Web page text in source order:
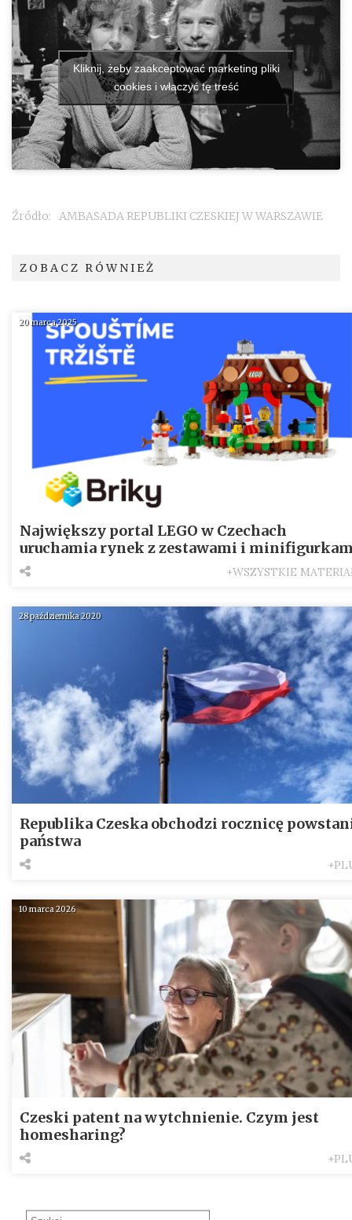
Kliknij, żeby zaakceptować marketing pliki
cookies i włączyć tę treść
Źródło: AMBASADA REPUBLIKI CZESKIEJ W WARSZAWIE
ZOBACZ RÓWNIEŻ
20 marca 2025
Największy portal LEGO w Czechach
uruchamia rynek z zestawami i
+WSZYSTKIE
28 października 2020
Republika Czeska obchodzi rocznicę
państwa
10 marca 2026
Czeski patent na wytchnienie. Czym jest
homesharing?